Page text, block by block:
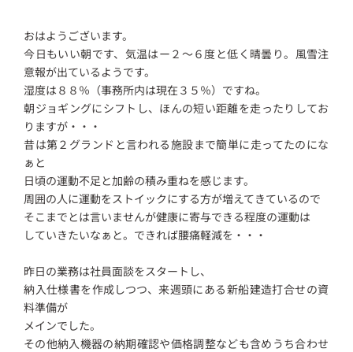
おはようございます。
今日もいい朝です、気温はー２～６度と低く晴曇り。風雪注
意報が出ているようです。
湿度は８８％（事務所内は現在３５％）ですね。
朝ジョギングにシフトし、ほんの短い距離を走ったりしてお
りますが・・・
昔は第２グランドと言われる施設まで簡単に走ってたのにな
ぁと
日頃の運動不足と加齢の積み重ねを感じます。
周囲の人に運動をストイックにする方が増えてきているので
そこまでとは言いませんが健康に寄与できる程度の運動は
していきたいなぁと。できれば腰痛軽減を・・・
昨日の業務は社員面談をスタートし、
納入仕様書を作成しつつ、来週頭にある新船建造打合せの資
料準備が
メインでした。
その他納入機器の納期確認や価格調整なども含めうち合わせ